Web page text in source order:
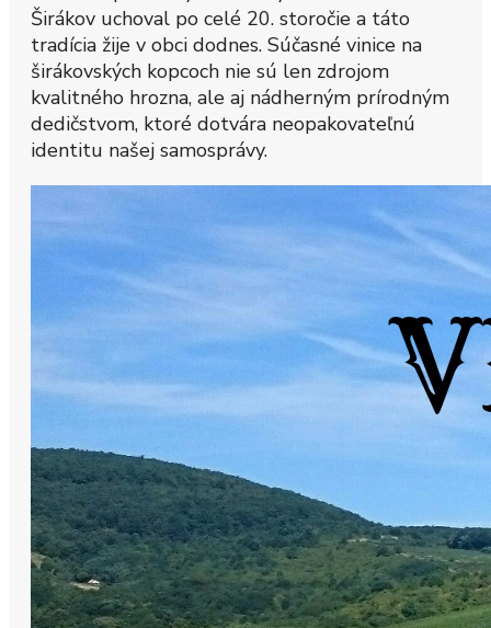
Širákov uchoval po celé 20. storočie a táto
tradícia žije v obci dodnes. Súčasné vinice na
širákovských kopcoch nie sú len zdrojom
kvalitného hrozna, ale aj nádherným prírodným
dedičstvom, ktoré dotvára neopakovateľnú
identitu našej samosprávy.